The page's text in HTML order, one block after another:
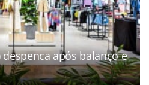
despenca após balanço e